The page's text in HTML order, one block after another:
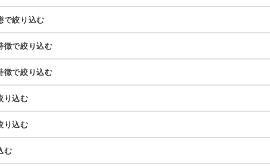
で絞り込む
徴で絞り込む
徴で絞り込む
り込む
り込む
む